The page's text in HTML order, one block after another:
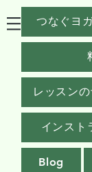
つなぐヨ
レッスン
インスト
Blog